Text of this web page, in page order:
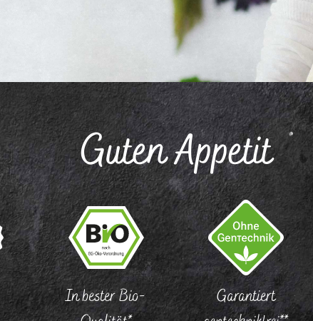
Guten Appetit
In bester Bio-
Garantiert